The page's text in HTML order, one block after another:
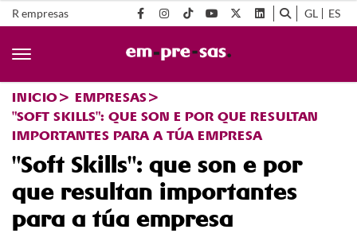
R empresas GL ES
INICIO
EMPRESAS
"SOFT SKILLS": QUE SON E POR QUE RESULTAN
IMPORTANTES PARA A TÚA EMPRESA
"Soft Skills": que son e por
que resultan importantes
para a túa empresa